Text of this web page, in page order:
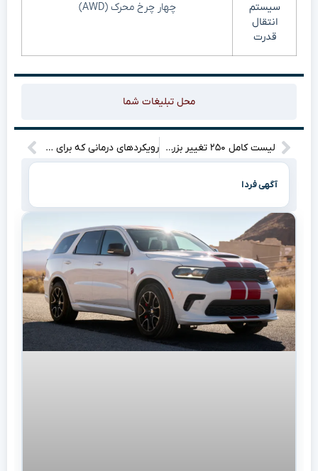
سیستم
انتقال
قدرت
چهار چرخ محرک (AWD)
محل تبلیغات شما
لیست کامل ۲۵۰ تغییر بزرگ اپل در iOS ۲۷ و سیستم‌عامل‌های جدید؛ از انقلابی در آیفون تا macOS گلدن گیت رویکردهای درمانی که برای حل مشکلات زوجین پیشنهاد میشود.
آگهی فردا